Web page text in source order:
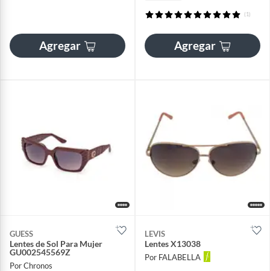
Agregar
(1)
Agregar
GUESS
Lentes de Sol Para Mujer
GU002545569Z
Por Chronos
LEVIS
Lentes X13038
Por FALABELLA